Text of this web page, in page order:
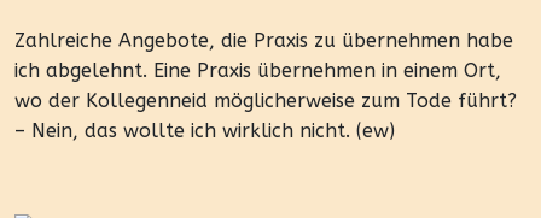
Zahlreiche Angebote, die Praxis zu übernehmen habe
ich abgelehnt. Eine Praxis übernehmen in einem Ort,
wo der Kollegenneid möglicherweise zum Tode führt?
– Nein, das wollte ich wirklich nicht. (ew)